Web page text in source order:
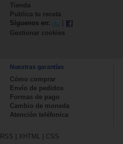
Tienda
Publica tu receta
Síguenos en:
Gestionar cookies
Nuestras garantías
Cómo comprar
Envío de pedidos
Formas de pago
Cambio de moneda
Atención teléfonica
RSS XHTML CSS